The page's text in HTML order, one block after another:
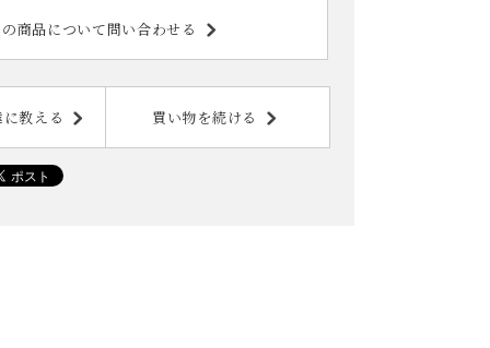
の商品について問い合わせる
教える 買い物を続ける